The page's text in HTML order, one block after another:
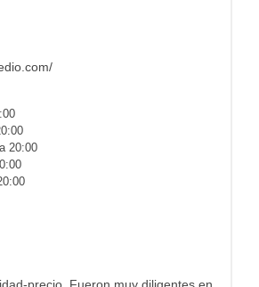
20:00
precio. Fueron muy diligentes en